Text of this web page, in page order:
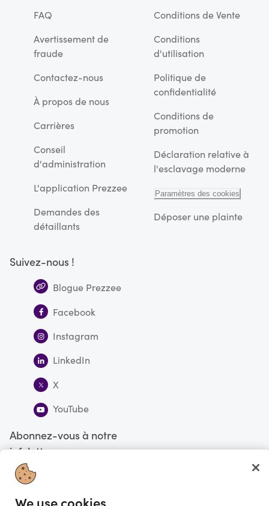
FAQ
Avertissement de
fraude
Contactez-nous
À propos de nous
Carrières
Conseil
d'administration
L'application Prezzee
Demandes des
détaillants
Conditions de Vente
Conditions
d'utilisation
Politique de
confidentialité
Conditions de
promotion
Déclaration relative à
l'esclavage moderne
Paramètres des cookies
Déposer une plainte
Suivez-nous !
Blogue Prezzee
Facebook
Instagram
LinkedIn
X
YouTube
Abonnez-vous à notre
infolettre
We use cookies